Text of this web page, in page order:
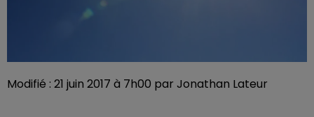
Modifié : 21 juin 2017 à 7h00 par Jonathan Lateur